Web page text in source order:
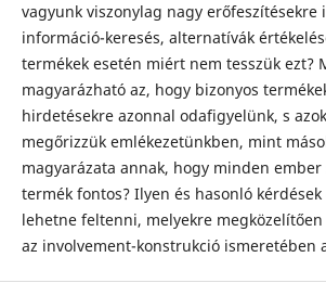
vagyunk viszonylag nagy erőfeszítésekre
információ-keresés, alternatívák
termékek esetén miért nem tesszük ezt?
magyarázható az, hogy bizonyos
hirdetésekre azonnal odafigyelünk, s
megőrizzük emlékezetünkben, mint
magyarázata annak, hogy minden ember
termék fontos? Ilyen és hasonló kérdések
lehetne feltenni, melyekre megközelítően
az involvement-konstrukció ismeretében